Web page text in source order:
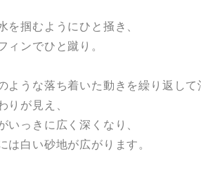
を掴むようにひと掻き、
ィンでひと蹴り。
ような落ち着いた動きを繰り返して
りが見え、
いっきに広く深くなり、
は白い砂地が広がります。